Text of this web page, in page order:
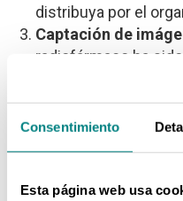
Consentimiento
Esta página web usa
distribuya por el
Captación de
radiofármaco ha
organismo, el
camilla bajo una
sobre la zona de
Finalización y